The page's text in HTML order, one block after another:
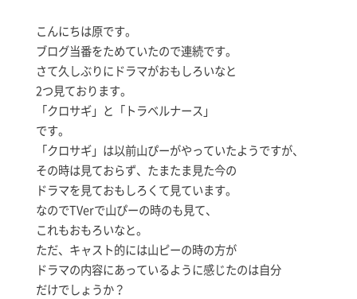
こんにちは原です。
ブログ当番をためていたので連続です。
さて久しぶりにドラマがおもしろいなと
2つ見ております。
「クロサギ」と「トラベルナース」
です。
「クロサギ」は以前山ぴーがやっていたようですが、
その時は見ておらず、たまたま見た今の
ドラマを見ておもしろくて見ています。
なのでTVerで山ぴーの時のも見て、
これもおもろいなと。
ただ、キャスト的には山ピーの時の方が
ドラマの内容にあっているように感じたのは自分
だけでしょうか？